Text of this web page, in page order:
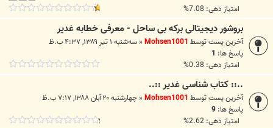
امتیاز دهی: 7.08%
بروشور دیجیتالی برکه بی ساحل - معرفی خطابه غدیر
آخرین پست توسطMohsen1001
« سه‌شنبه ۱ تیر ۱۳۸۹, ۴:۳۷ ب.ظ
پاسخ ها: 1
امتیاز دهی: 0.38%
..:: کتاب شناسی غدیر ::..
آخرین پست توسطMohsen1001
« چهارشنبه ۲۰ آبان ۱۳۸۸, ۷:۱۷ ب.ظ
پاسخ ها: 9
امتیاز دهی: 2.62%